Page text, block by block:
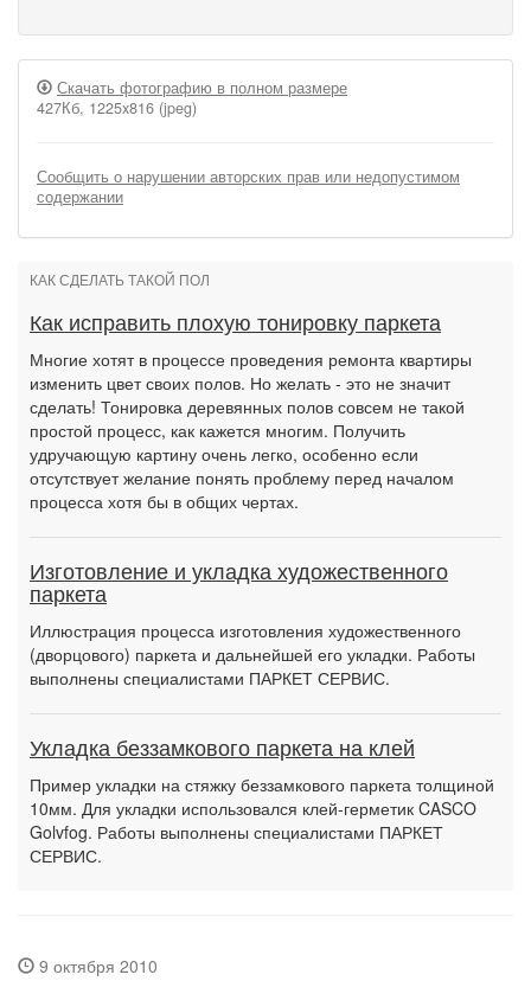
Скачать фотографию в полном размере
427Кб, 1225x816 (jpeg)
Сообщить о нарушении авторских прав или недопустимом
содержании
КАК СДЕЛАТЬ ТАКОЙ ПОЛ
Как исправить плохую тонировку паркета
Многие хотят в процессе проведения ремонта квартиры
изменить цвет своих полов. Но желать - это не значит
сделать! Тонировка деревянных полов совсем не такой
простой процесс, как кажется многим. Получить
удручающую картину очень легко, особенно если
отсутствует желание понять проблему перед началом
процесса хотя бы в общих чертах.
Изготовление и укладка художественного
паркета
Иллюстрация процесса изготовления художественного
(дворцового) паркета и дальнейшей его укладки. Работы
выполнены специалистами ПАРКЕТ СЕРВИС.
Укладка беззамкового паркета на клей
Пример укладки на стяжку беззамкового паркета толщиной
10мм. Для укладки использовался клей-герметик CASCO
Golvfog. Работы выполнены специалистами ПАРКЕТ
СЕРВИС.
9 октября 2010